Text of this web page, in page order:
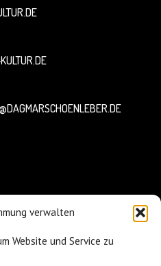
verwalten
Website und Service zu